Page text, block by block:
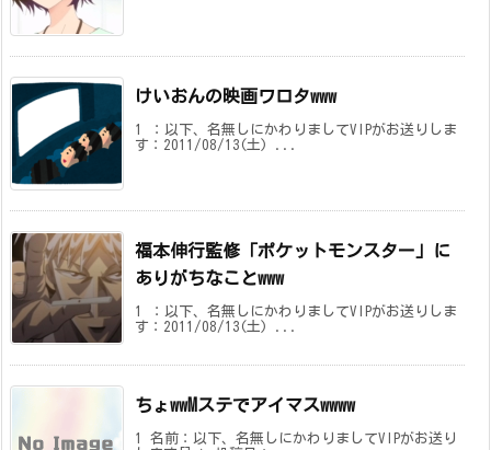
けいおんの映画ワロタwww
1 ：以下、名無しにかわりましてVIPがお送りしま
す：2011/08/13(土) ...
福本伸行監修「ポケットモンスター」に
ありがちなことwww
1 ：以下、名無しにかわりましてVIPがお送りしま
す：2011/08/13(土) ...
ちょwwMステでアイマスwwww
1 名前：以下、名無しにかわりましてVIPがお送り